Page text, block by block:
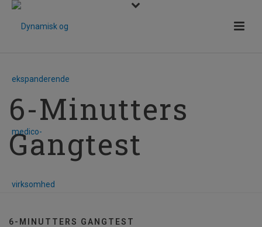
6-Minutters
Gangtest
6-MINUTTERS GANGTEST